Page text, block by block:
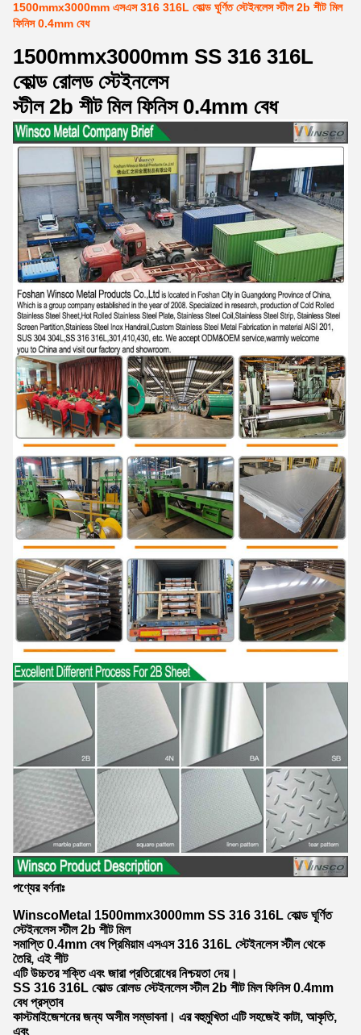
1500mmx3000mm এসএস 316 316L কোল্ড ঘূর্ণিত স্টেইনলেস স্টীল 2b শীট মিল
ফিনিস 0.4mm বেধ
1500mmx3000mm SS 316 316L
কোল্ড রোলড স্টেইনলেস
স্টীল 2b শীট মিল ফিনিস 0.4mm বেধ
পণ্যের বর্ণনাঃ
WinscoMetal 1500mmx3000mm SS 316 316L কোল্ড ঘূর্ণিত
স্টেইনলেস স্টীল 2b শীট মিল
সমাপ্তি 0.4mm বেধ প্রিমিয়াম এসএস 316 316L স্টেইনলেস স্টীল থেকে
তৈরি, এই শীট
এটি উচ্চতর শক্তি এবং জারা প্রতিরোধের নিশ্চয়তা দেয়।
SS 316 316L কোল্ড রোলড স্টেইনলেস স্টীল 2b শীট মিল ফিনিস 0.4mm
বেধ প্রস্তাব
কাস্টমাইজেশনের জন্য অসীম সম্ভাবনা। এর বহুমুখিতা এটি সহজেই কাটা, আকৃতি,
এবং